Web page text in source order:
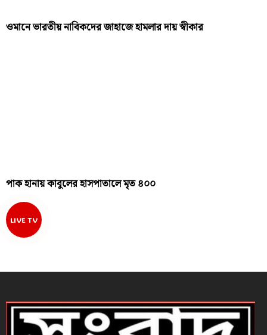
ওমানে ভারতীয় নাবিকদের জাহাজে হামলার দায় স্বীকার
পাক হানায় কাবুলের হাসপাতালে মৃত ৪০০
LIVE TV